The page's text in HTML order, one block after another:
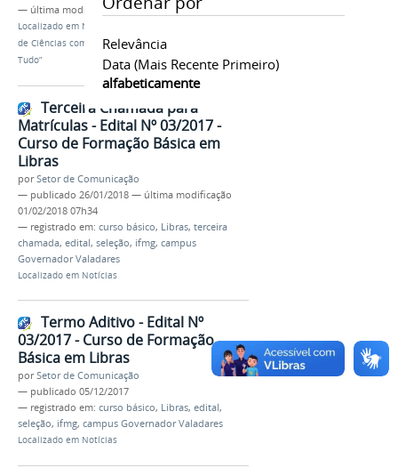
Relevância
Data (mais Recente Primeiro)
alfabeticamente
— última modificação21/10/2017 10h06
Localizado em Notícias
de Ciências com o tema “A Matemática está em
Tudo”
Terceira Chamada para
Matrículas - Edital Nº 03/2017 -
Curso de Formação Básica em
Libras
porSetor de Comunicação
— publicado 26/01/2018 — última modificação
01/02/2018 07h34
— registrado em: curso básico, Libras, terceira
chamada, edital, seleção, ifmg, campus
Governador Valadares
Localizado em Notícias
Termo Aditivo - Edital Nº
03/2017 - Curso de Formação
Básica em Libras
porSetor de Comunicação
— publicado 05/12/2017
— registrado em: curso básico, Libras, edital,
seleção, ifmg, campus Governador Valadares
Localizado em Notícias